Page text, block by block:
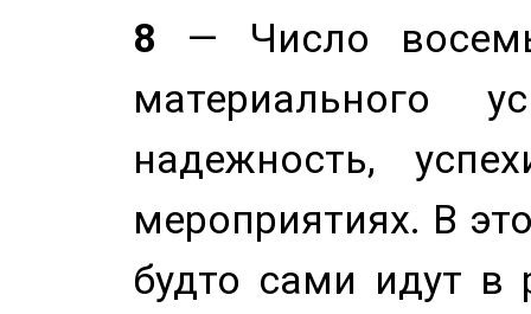
8 — Число
материального
надежность,
мероприятиях. В
будто сами идут в